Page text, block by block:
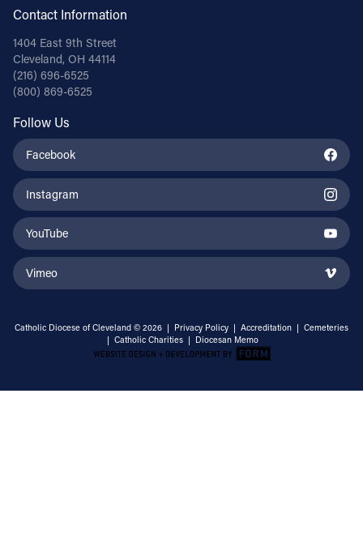
Contact Information
1404 East 9th Street
Cleveland, OH 44114
(216) 696-6525
(800) 869-6525
Follow Us
Facebook
Instagram
YouTube
Vimeo
Catholic Diocese of Cleveland © 2026 | Privacy Policy | Accreditation | Cemeteries
| Catholic Charities | Diocesan Memo